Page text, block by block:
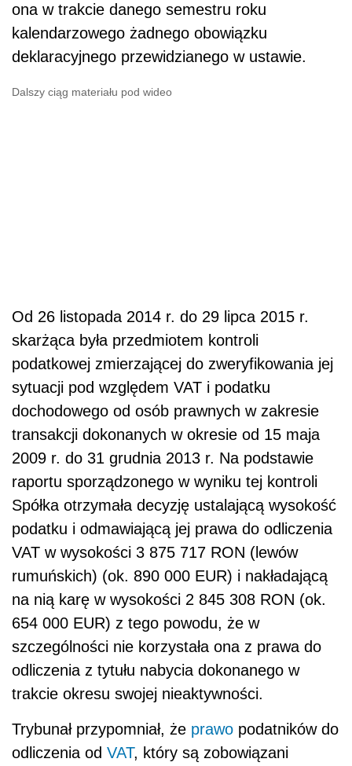
ona w trakcie danego semestru roku
kalendarzowego żadnego obowiązku
deklaracyjnego przewidzianego w ustawie.
Dalszy ciąg materiału pod wideo
Od 26 listopada 2014 r. do 29 lipca 2015 r.
skarżąca była przedmiotem kontroli
podatkowej zmierzającej do zweryfikowania jej
sytuacji pod względem VAT i podatku
dochodowego od osób prawnych w zakresie
transakcji dokonanych w okresie od 15 maja
2009 r. do 31 grudnia 2013 r. Na podstawie
raportu sporządzonego w wyniku tej kontroli
Spółka otrzymała decyzję ustalającą wysokość
podatku i odmawiającą jej prawa do odliczenia
VAT w wysokości 3 875 717 RON (lewów
rumuńskich) (ok. 890 000 EUR) i nakładającą
na nią karę w wysokości 2 845 308 RON (ok.
654 000 EUR) z tego powodu, że w
szczególności nie korzystała ona z prawa do
odliczenia z tytułu nabycia dokonanego w
trakcie okresu swojej nieaktywności.
Trybunał przypomniał, że prawo podatników do
odliczenia od VAT, który są zobowiązani